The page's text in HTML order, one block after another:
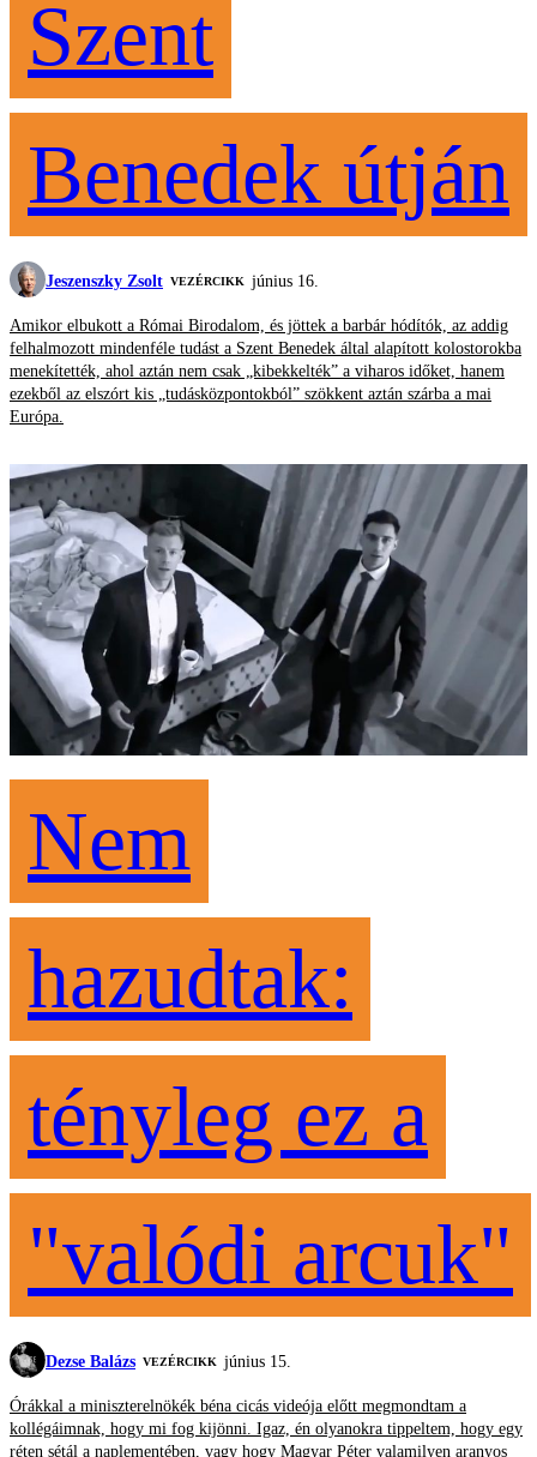
Szent
Benedek útján
Jeszenszky Zsolt VEZÉRCIKK június 16.
Amikor elbukott a Római Birodalom, és jöttek a barbár hódítók, az addig
felhalmozott mindenféle tudást a Szent Benedek által alapított kolostorokba
menekítették, ahol aztán nem csak „kibekkelték” a viharos időket, hanem
ezekből az elszórt kis „tudásközpontokból” szökkent aztán szárba a mai
Európa.
Nem
hazudtak:
tényleg ez a
"valódi arcuk"
Dezse Balázs VEZÉRCIKK június 15.
Órákkal a miniszterelnökék béna cicás videója előtt megmondtam a
kollégáimnak, hogy mi fog kijönni. Igaz, én olyanokra tippeltem, hogy egy
réten sétál a naplementében, vagy hogy Magyar Péter valamilyen aranyos